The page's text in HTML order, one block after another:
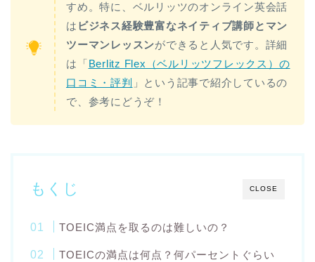
すめ。特に、ベルリッツのオンライン英会話
は ビジネス経験豊富なネイティブ講師とマン
ツーマンレッスンができると人気です。詳細
は「Berlitz Flex（ベルリッツフレックス）の
口コミ・評判 」という記事で紹介しているの
で、参考にどうぞ！
CLOSE
もくじ
TOEIC満点を取るのは難しいの？
TOEICの満点は何点？何パーセントぐらい